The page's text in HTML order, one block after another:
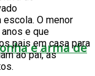
e arma de
O menor
e que
pais em casa para
ao pai, as